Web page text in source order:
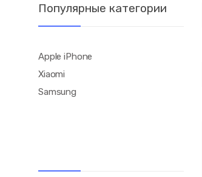
Популярные категории
Apple iPhone
Xiaomi
Samsung